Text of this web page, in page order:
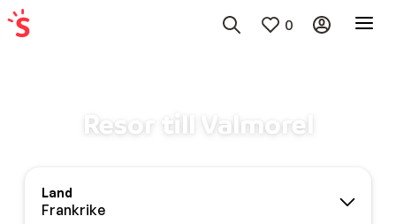
0
Resor till Valmorel
Land
Frankrike